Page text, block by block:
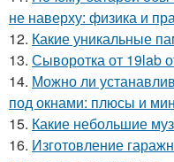
не наверху: физика и
12. Какие уникальные
13. Сыворотка от 19lab
14. Можно ли
под окнами: плюсы и
15. Какие небольшие
16. Изготовление